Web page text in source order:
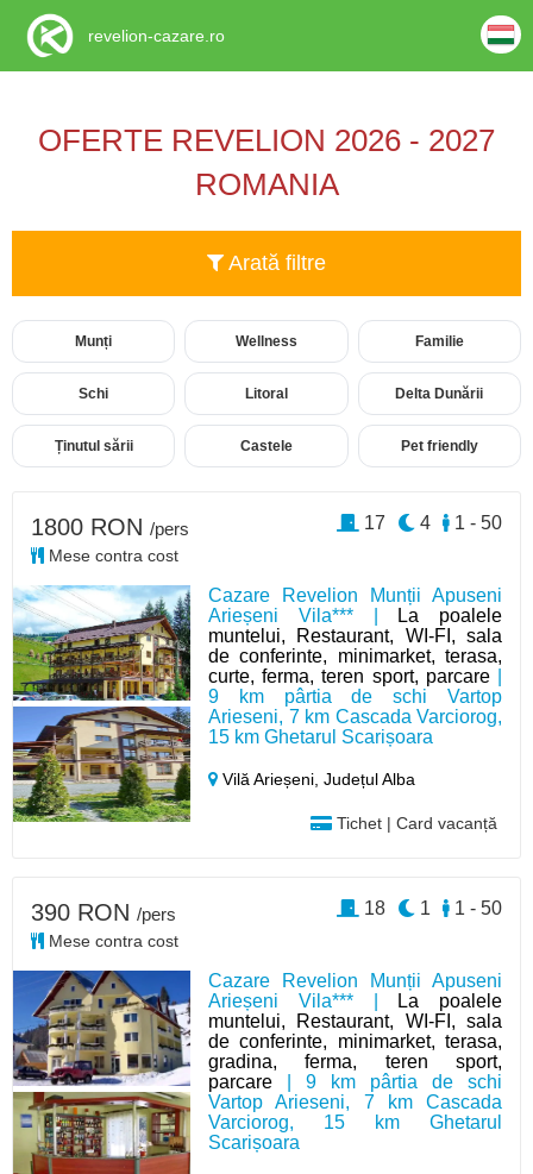
OFERTE REVELION 2026 - 2027
ROMANIA
Arată filtre
Munți Wellness Familie
Schi Litoral Delta Dunării
Ținutul sării Castele Pet friendly
Cazare Revelion Munții Apuseni
Arieșeni Vila*** |
La poalele
muntelui, Restaurant, WI-FI, sala
de conferinte, minimarket, terasa,
curte, ferma, teren sport, parcare|
9 km pârtia de schi Vartop
Arieseni, 7 km Cascada Varciorog,
15 km Ghetarul Scarișoara
Vilă Arieșeni,Județul Alba
Tichet | Card vacanță
1800 RON /pers
Mese contra cost
1 - 50
4
17
Cazare Revelion Munții Apuseni
Arieșeni Vila*** |
La poalele
muntelui, Restaurant, WI-FI, sala
de conferinte, minimarket, terasa,
gradina, ferma, teren sport,
parcare | 9 km pârtia de schi
Vartop Arieseni, 7 km Cascada
Varciorog, 15 km Ghetarul
Scarișoara
390 RON /pers
Mese contra cost
1 - 50
1
18
revelion-cazare.ro